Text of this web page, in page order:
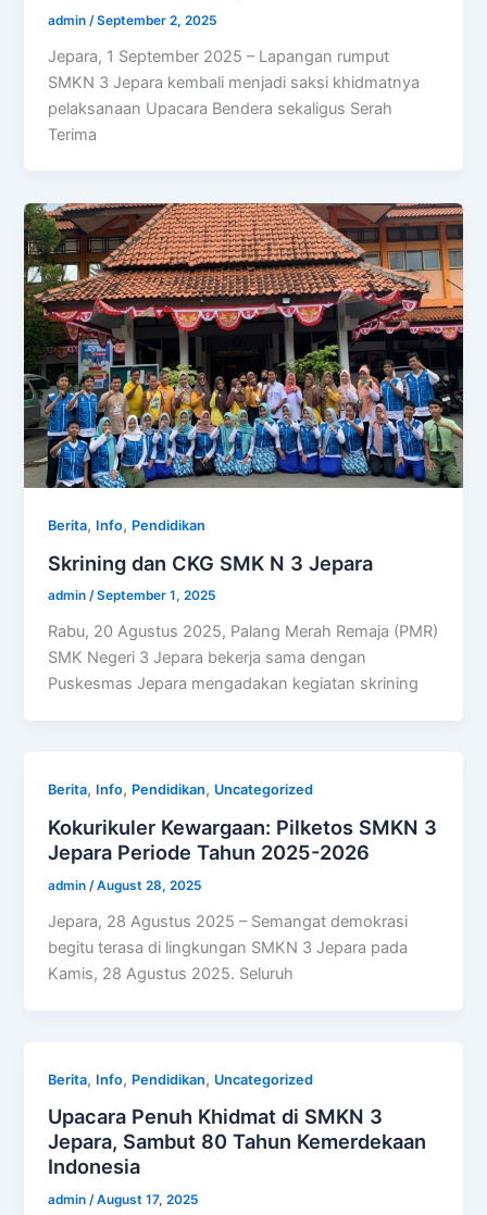
admin /September 2, 2025
Jepara, 1 September 2025 – Lapangan rumput
SMKN 3 Jepara kembali menjadi saksi khidmatnya
pelaksanaan Upacara Bendera sekaligus Serah
Terima
Berita, Info, Pendidikan
Skrining dan CKG SMK N 3 Jepara
admin/September 1, 2025
Rabu, 20 Agustus 2025, Palang Merah Remaja (PMR)
SMK Negeri 3 Jepara bekerja sama dengan
Puskesmas Jepara mengadakan kegiatan skrining
Berita, Info, Pendidikan, Uncategorized
Kokurikuler Kewargaan: Pilketos SMKN 3
Jepara Periode Tahun 2025-2026
admin/August 28, 2025
Jepara, 28 Agustus 2025 – Semangat demokrasi
begitu terasa di lingkungan SMKN 3 Jepara pada
Kamis, 28 Agustus 2025. Seluruh
Berita, Info, Pendidikan, Uncategorized
Upacara Penuh Khidmat di SMKN 3
Jepara, Sambut 80 Tahun Kemerdekaan
Indonesia
admin/August 17, 2025